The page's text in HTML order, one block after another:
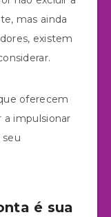
mas ainda
existem
oferecem
a impulsionar
é sua